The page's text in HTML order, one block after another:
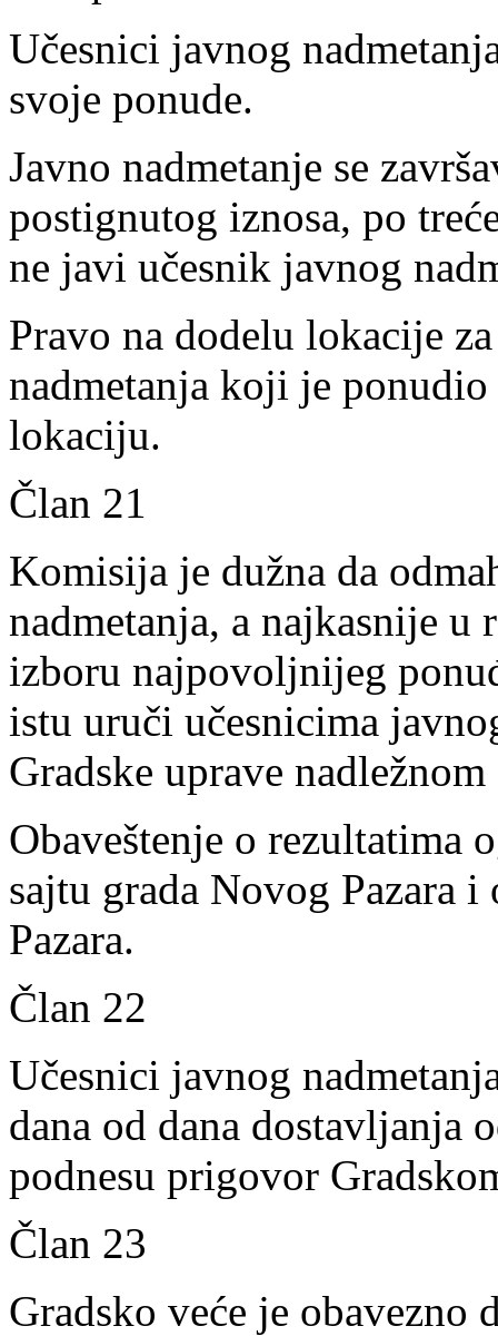
Učesnici javnog
svoje ponude.
Javno nadmetanje se
postignutog iznosa, po
ne javi učesnik javnog
Pravo na dodelu lokacije
nadmetanja koji je
lokaciju.
Član 21
Komisija je dužna da
nadmetanja, a najkasnije
izboru najpovoljnijeg
istu uruči učesnicima
Gradske uprave
Obaveštenje o rezultatima
sajtu grada Novog Pazara
Pazara.
Član 22
Učesnici javnog
dana od dana dostavljanja
podnesu prigovor
Član 23
Gradsko veće je obavezno